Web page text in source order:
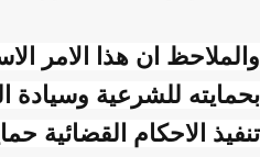
والملاحظ ان هذا الامر
بحمايته للشرعية وسيادة
تنفيذ الاحكام القضائية